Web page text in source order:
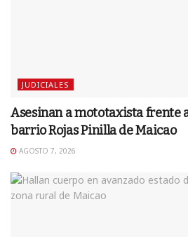
JUDICIALES
Asesinan a mototaxista frente
barrio Rojas Pinilla de Maicao
AGOSTO 7, 2026